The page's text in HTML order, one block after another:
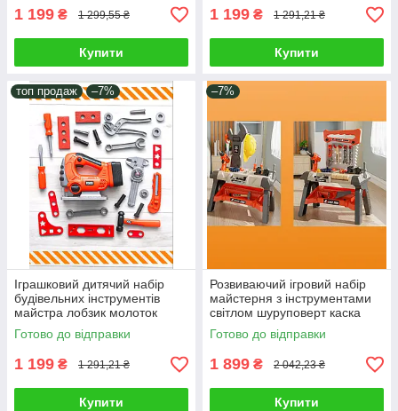
1 199 ₴ 1 299,55 ₴
Купити
1 199 ₴ 1 291,21 ₴
Купити
топ продаж –7%
Іграшковий дитячий набір
будівельних інструментів
майстра лобзик молоток
викрутки ключі бруски болти
та гайки
Готово до відправки
1 199 ₴ 1 291,21 ₴
Купити
–7%
Розвиваючий ігровий набір
майстерня з інструментами
світлом шуруповерт каска
окуляри стілець для дитячих
рольових ігор
Готово до відправки
1 899 ₴ 2 042,23 ₴
Купити